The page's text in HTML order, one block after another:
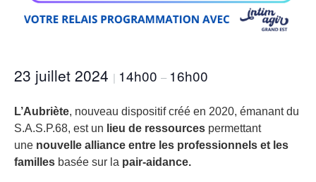
23 juillet 2024 | 14h00 – 16h00
L’Aubriète, nouveau dispositif créé en 2020, émanant du
S.A.S.P.68, est un lieu de ressources permettant
une nouvelle alliance entre les professionnels et les
familles basée sur la pair-aidance.